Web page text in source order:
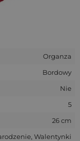
Organza
Bordowy
Nie
5
26 cm
Walentynki